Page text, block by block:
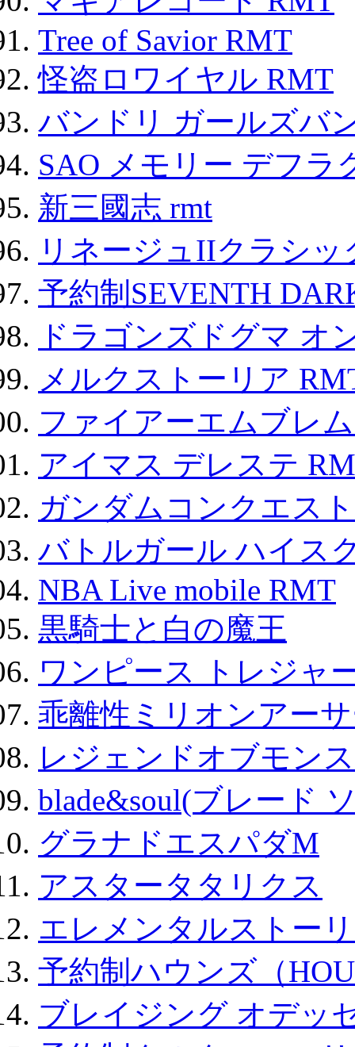
Tree of Savior RMT
怪盗ロワイヤル RMT
バンドリ ガールズバ
SAO メモリー デフラ
新三國志 rmt
リネージュIIクラシ
予約制SEVENTH
ドラゴンズドグマ オ
メルクストーリア
ファイアーエムブレ
アイマス デレステ
ガンダムコンクエスト
バトルガール ハイス
NBA Live mobile RMT
黒騎士と白の魔王
ワンピース トレジャ
乖離性ミリオンアー
レジェンドオブモン
blade&soul(ブレード
グラナドエスパダM
アスタータタリクス
エレメンタルストー
予約制ハウンズ（
ブレイジング オデッ